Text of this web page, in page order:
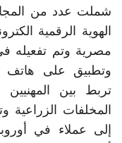
شملت عدد من
الهوية الرقمية
وتطبيق على هاتف
تربط بين المهنيين
المخلفات الزراعية
إلى عملاء في